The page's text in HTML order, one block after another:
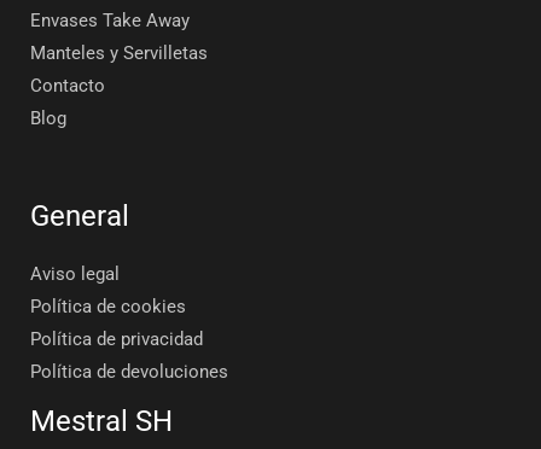
Envases Take Away
Manteles y Servilletas
Contacto
Blog
General
Aviso legal
Política de cookies
Política de privacidad
Política de devoluciones
Mestral SH